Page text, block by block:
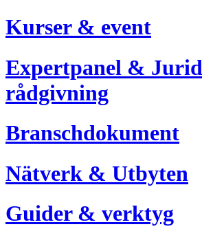
Kurser & event
Expertpanel &
rådgivning
Branschdokument
Nätverk & Utbyten
Guider & verktyg